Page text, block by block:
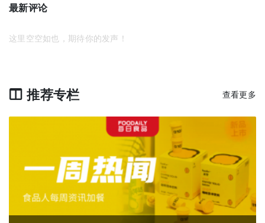
最新评论
这里空空如也，期待你的发声！
推荐专栏 查看更多